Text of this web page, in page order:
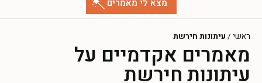
ראשי / עיתונות חירשת
מאמרים אקדמיים על
עיתונות חירשת